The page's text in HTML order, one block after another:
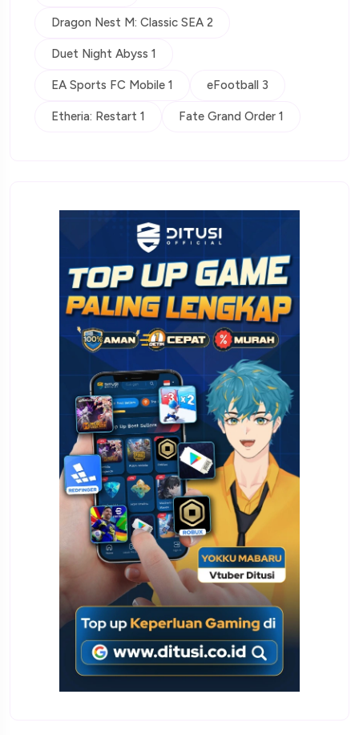
Dragon Nest M: Classic SEA 2
Duet Night Abyss 1
EA Sports FC Mobile 1 eFootball 3
Etheria: Restart 1 Fate Grand Order 1